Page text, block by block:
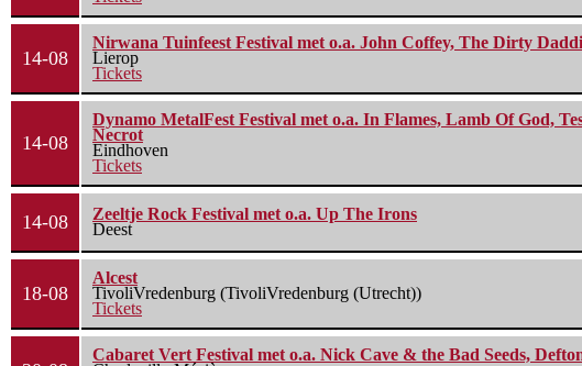
14-08
Nirwana Tuinfeest Festival met o.a. John Coffey, The Dirty
Lierop
Tickets
14-08
Dynamo MetalFest Festival met o.a. In Flames, Lamb Of God,
Necrot
Eindhoven
Tickets
14-08
Zeeltje Rock Festival met o.a. Up The Irons
Deest
18-08
Alcest
TivoliVredenburg (TivoliVredenburg (Utrecht))
Tickets
Cabaret Vert Festival met o.a. Nick Cave & the Bad Seeds,